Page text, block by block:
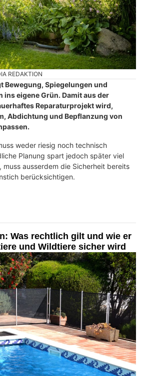
REDAKTION
Bewegung, Spiegelungen und
ins eigene Grün. Damit aus der
Reparaturprojekt wird,
Abdichtung und Bepflanzung von
weder riesig noch technisch
Planung spart jedoch später viel
muss ausserdem die Sicherheit bereits
berücksichtigen.
Was rechtlich gilt und wie er
und Wildtiere sicher wird